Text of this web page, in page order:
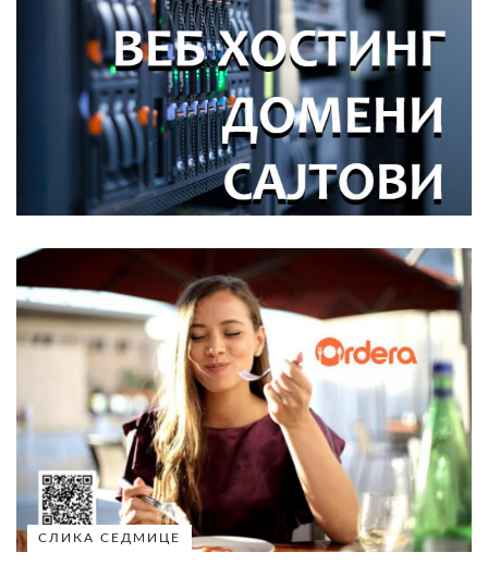
СЛИКА СЕДМИЦЕ